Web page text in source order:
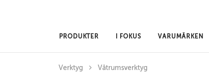
PRODUKTER I FOKUS VARUMÄRKEN
Verktyg Våtrumsverktyg